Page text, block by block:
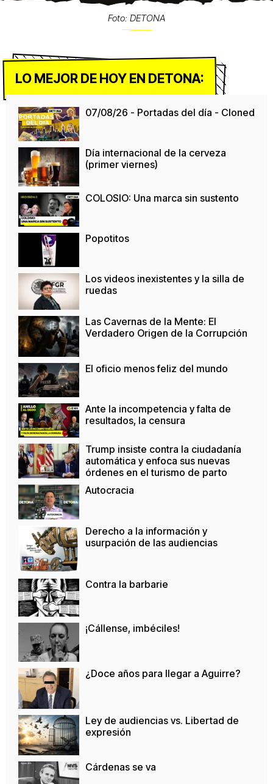
Foto: DETONA
LO MEJOR DE HOY EN DETONA:
07/08/26 - Portadas del día - Cloned
Día internacional de la cerveza
(primer viernes)
COLOSIO: Una marca sin sustento
Popotitos
Los videos inexistentes y la silla de
ruedas
Las Cavernas de la Mente: El
Verdadero Origen de la Corrupción
El oficio menos feliz del mundo
Ante la incompetencia y falta de
resultados, la censura
Trump insiste contra la ciudadanía
automática y enfoca sus nuevas
órdenes en el turismo de parto
Autocracia
Derecho a la información y
usurpación de las audiencias
Contra la barbarie
¡Cállense, imbéciles!
¿Doce años para llegar a Aguirre?
Ley de audiencias vs. Libertad de
expresión
Cárdenas se va